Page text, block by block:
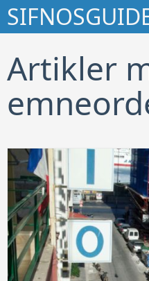
Søg
GÅ TIL INDHOLD
Artikler